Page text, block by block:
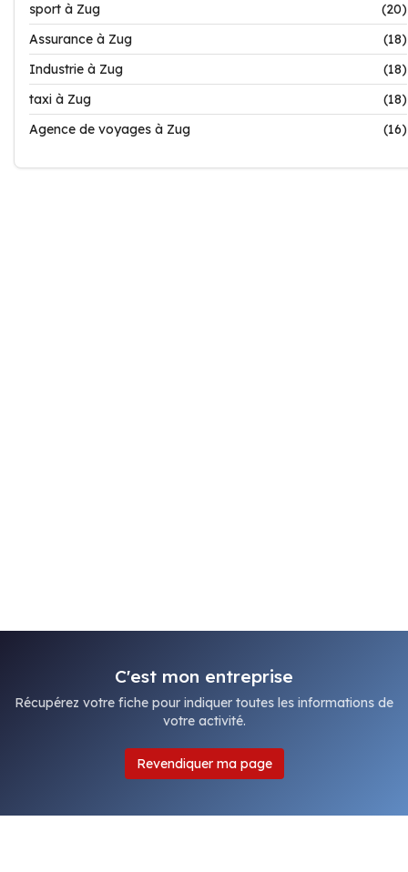
sport à Zug
(20)
Assurance à Zug
(18)
Industrie à Zug
(18)
taxi à Zug
(18)
Agence de voyages à Zug
(16)
C'est mon entreprise
Récupérez votre fiche pour indiquer toutes les informations de
votre activité.
Revendiquer ma page